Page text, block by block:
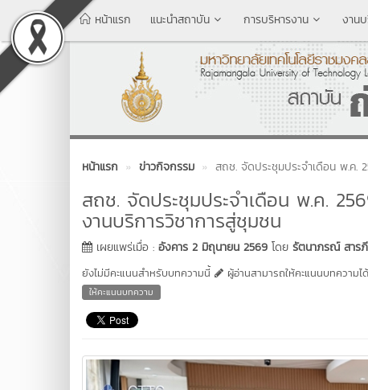
หน้าแรก แนะนำสถาบัน การบริหารงาน งาน
หน้าแรก ข่าวกิจกรรม สถช. จัดประชุมประจำเดือน พ.ค.
สถช. จัดประชุมประจำเดือน พ.ค.
งานบริการวิชาการสู่ชุมชน
เผยแพร่เมื่อ : อังคาร 2 มิถุนายน 2569 โดย รัตนาภรณ์ สารภี
ยังไม่มีคะแนนสำหรับบทความนี้
ผู้อ่านสามารถให้คะแนนบทความไ
ให้คะแนนบทความ